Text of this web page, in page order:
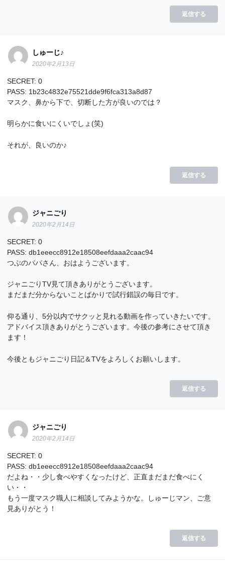
返信する
しゅーじ♪
2020年2月13日
SECRET: 0
PASS: 1b23c4832e75521dde9f6fca313a8d87
マスク、鼻から下で、切断した方が良いのでは？
明らかに食いにくいでしょ(笑)
それが、良いのか♪
返信する
ジャニごり
2020年2月14日
SECRET: 0
PASS: db1eeecc8912e18508eefdaaa2caac94
つぶのパパさん、おはようございます。
ジャニごりTV見て頂きありがとうございます。
まだまだ分からないことばかりで試行錯誤の毎日です。
仰る通り、5分以内でサクッと見れる動画を作っていきたいです。
アドバイス頂きありがとうございます。今後の参考にさせて頂き
ます！
今後ともジャニごり日記＆TVをよろしくお願いします。
返信する
ジャニごり
2020年2月14日
SECRET: 0
PASS: db1eeecc8912e18508eefdaaa2caac94
だよね・・少し食べやすくなったけど、正直まだまだ食べにく
い・・
もう一度マスク職人に相談してみようかな。しゅーじマン、ご意
見ありがとう！
返信する